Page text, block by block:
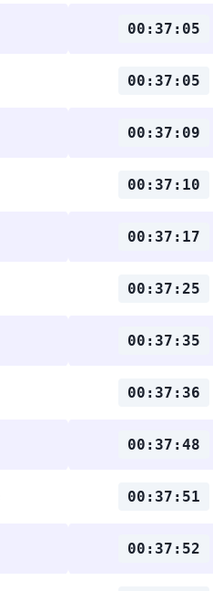
00:37:05
00:37:05
00:37:09
00:37:10
00:37:17
00:37:25
00:37:35
00:37:36
00:37:48
00:37:51
00:37:52